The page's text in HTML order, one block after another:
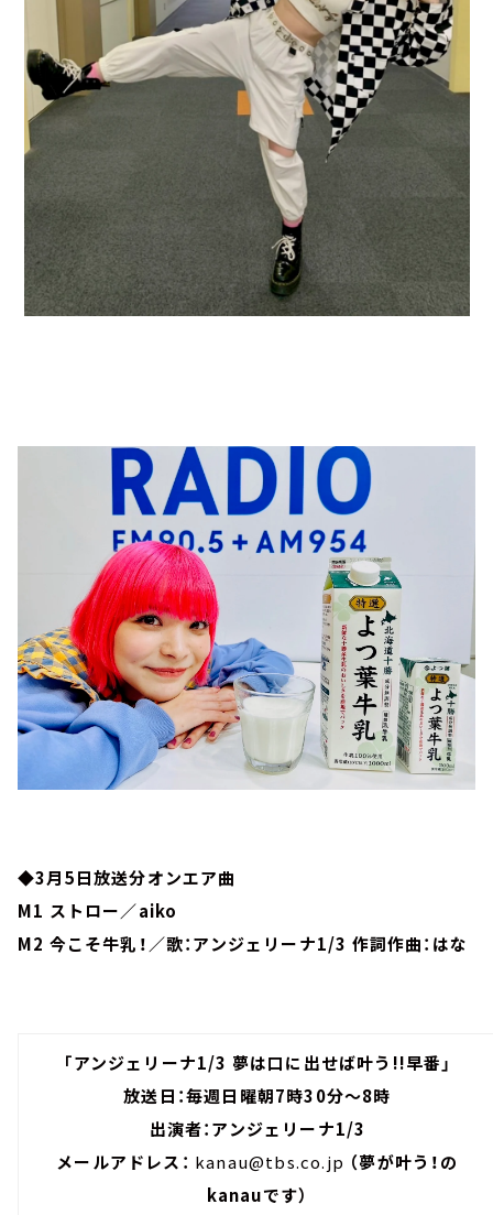
◆3月5日放送分オンエア曲
M1 ストロー／aiko
M2 今こそ牛乳！／歌：アンジェリーナ1/3 作詞作曲：はな
「アンジェリーナ1/3 夢は口に出せば叶う!!早番」
放送日：毎週日曜朝7時30分～8時
出演者：アンジェリーナ1/3
メールアドレス： kanau@tbs.co.jp （夢が叶う！の
kanauです）